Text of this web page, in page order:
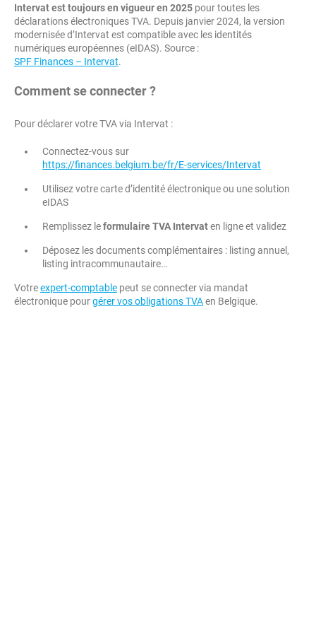
Intervat est toujours en vigueur en 2025 pour toutes les
déclarations électroniques TVA. Depuis janvier 2024, la version
modernisée d’Intervat est compatible avec les identités
numériques européennes (eIDAS). Source :
SPF Finances – Intervat.
Comment se connecter ?
Pour déclarer votre TVA via Intervat :
Connectez-vous sur
https://finances.belgium.be/fr/E-services/Intervat
Utilisez votre carte d’identité électronique ou une solution
eIDAS
Remplissez leformulaire TVA Intervaten ligne et validez
Déposez les documents complémentaires : listing annuel,
listing intracommunautaire…
Votreexpert-comptable peut se connecter via mandat
électronique pourgérer vos obligations TVAen Belgique.